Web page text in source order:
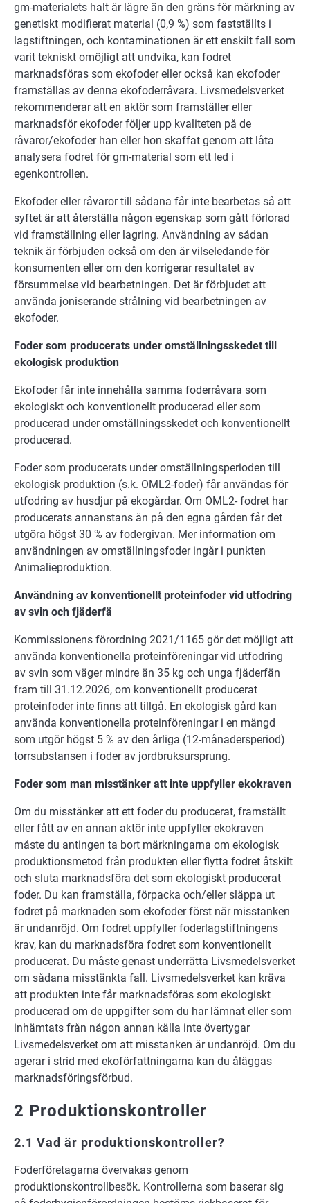
gm-materialets halt är lägre än den gräns för märkning av
genetiskt modifierat material (0,9 %) som fastställts i
lagstiftningen, och kontaminationen är ett enskilt fall som
varit tekniskt omöjligt att undvika, kan fodret
marknadsföras som ekofoder eller också kan ekofoder
framställas av denna ekofoderråvara. Livsmedelsverket
rekommenderar att en aktör som framställer eller
marknadsför ekofoder följer upp kvaliteten på de
råvaror/ekofoder han eller hon skaffat genom att låta
analysera fodret för gm-material som ett led i
egenkontrollen.
Ekofoder eller råvaror till sådana får inte bearbetas så att
syftet är att återställa någon egenskap som gått förlorad
vid framställning eller lagring. Användning av sådan
teknik är förbjuden också om den är vilseledande för
konsumenten eller om den korrigerar resultatet av
försummelse vid bearbetningen. Det är förbjudet att
använda joniserande strålning vid bearbetningen av
ekofoder.
Foder som producerats under omställningsskedet till
ekologisk produktion
Ekofoder får inte innehålla samma foderråvara som
ekologiskt och konventionellt producerad eller som
producerad under omställningsskedet och konventionellt
producerad.
Foder som producerats under omställningsperioden till
ekologisk produktion (s.k. OML2-foder) får användas för
utfodring av husdjur på ekogårdar. Om OML2- fodret har
producerats annanstans än på den egna gården får det
utgöra högst 30 % av fodergivan. Mer information om
användningen av omställningsfoder ingår i punkten
Animalieproduktion.
Användning av konventionellt proteinfoder vid utfodring
av svin och fjäderfä
Kommissionens förordning 2021/1165 gör det möjligt att
använda konventionella proteinföreningar vid utfodring
av svin som väger mindre än 35 kg och unga fjäderfän
fram till 31.12.2026, om konventionellt producerat
proteinfoder inte finns att tillgå. En ekologisk gård kan
använda konventionella proteinföreningar i en mängd
som utgör högst 5 % av den årliga (12-månadersperiod)
torrsubstansen i foder av jordbruksursprung.
Foder som man misstänker att inte uppfyller ekokraven
Om du misstänker att ett foder du producerat, framställt
eller fått av en annan aktör inte uppfyller ekokraven
måste du antingen ta bort märkningarna om ekologisk
produktionsmetod från produkten eller flytta fodret åtskilt
och sluta marknadsföra det som ekologiskt producerat
foder. Du kan framställa, förpacka och/eller släppa ut
fodret på marknaden som ekofoder först när misstanken
är undanröjd. Om fodret uppfyller foderlagstiftningens
krav, kan du marknadsföra fodret som konventionellt
producerat. Du måste genast underrätta Livsmedelsverket
om sådana misstänkta fall. Livsmedelsverket kan kräva
att produkten inte får marknadsföras som ekologiskt
producerad om de uppgifter som du har lämnat eller som
inhämtats från någon annan källa inte övertygar
Livsmedelsverket om att misstanken är undanröjd. Om du
agerar i strid med ekoförfattningarna kan du åläggas
marknadsföringsförbud.
2 Produktionskontroller
2.1 Vad är produktionskontroller?
Foderföretagarna övervakas genom
produktionskontrollbesök. Kontrollerna som baserar sig